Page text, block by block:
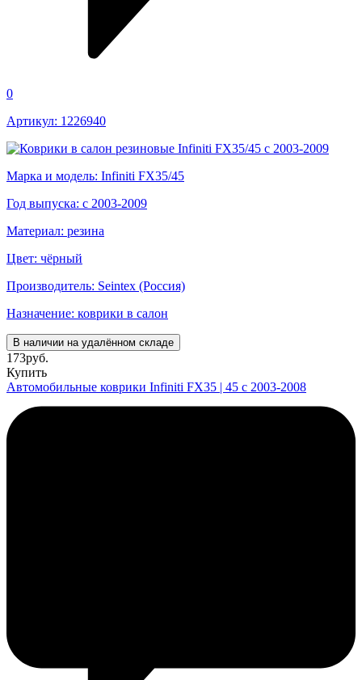
0
Артикул: 1226940
Марка и модель: Infiniti FX35/45
Год выпуска: с 2003-2009
Материал: резина
Цвет: чёрный
Производитель: Seintex (Россия)
Назначение: коврики в салон
В наличии на удалённом складе
173руб.
Купить
Автомобильные коврики Infiniti FX35 | 45 с 2003-2008